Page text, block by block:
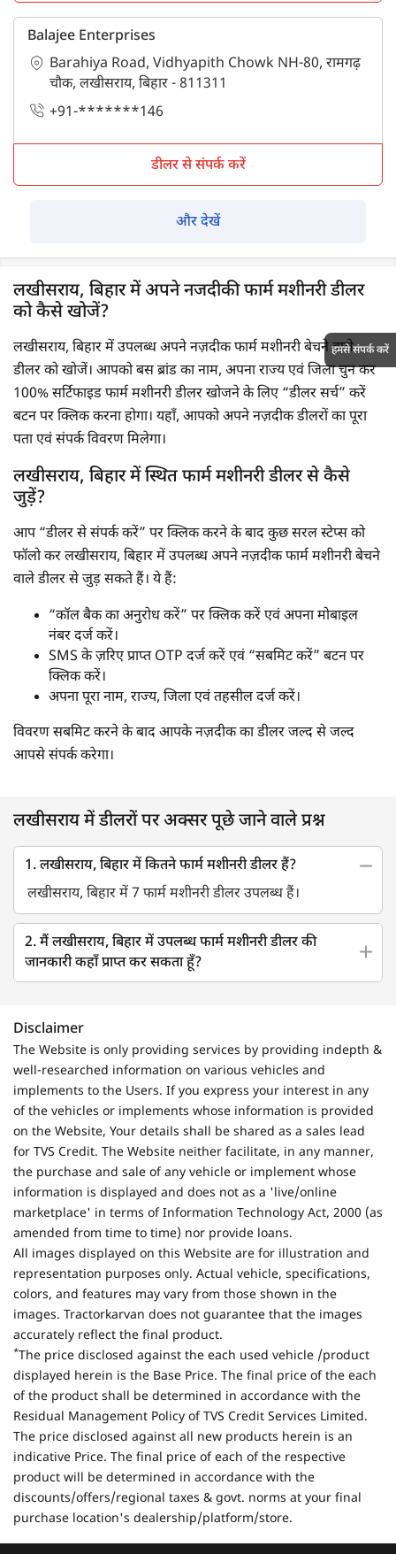
Balajee Enterprises
Barahiya Road, Vidhyapith Chowk NH-80, रामगढ़
चौक, लखीसराय, बिहार - 811311
+91-*******146
डीलर से संपर्क करें
और देखें
लखीसराय, बिहार में अपने नजदीकी फार्म मशीनरी डीलर
को कैसे खोजें?
लखीसराय, बिहार में उपलब्ध अपने नज़दीक फार्म मशीनरी बेचने वाले
डीलर को खोजें। आपको बस ब्रांड का नाम, अपना राज्य एवं जिला चुन कर
100% सर्टिफाइड फार्म मशीनरी डीलर खोजने के लिए “डीलर सर्च” करें
बटन पर क्लिक करना होगा। यहाँ, आपको अपने नज़दीक डीलरों का पूरा
पता एवं संपर्क विवरण मिलेगा।
लखीसराय, बिहार में स्थित फार्म मशीनरी डीलर से कैसे
जुड़ें?
आप “डीलर से संपर्क करें” पर क्लिक करने के बाद कुछ सरल स्टेप्स को
फॉलो कर लखीसराय, बिहार में उपलब्ध अपने नज़दीक फार्म मशीनरी बेचने
वाले डीलर से जुड़ सकते हैं। ये हैं:
“कॉल बैक का अनुरोध करें” पर क्लिक करें एवं अपना मोबाइल
नंबर दर्ज करें।
SMS के ज़रिए प्राप्त OTP दर्ज करें एवं “सबमिट करें” बटन पर
क्लिक करें।
अपना पूरा नाम, राज्य, जिला एवं तहसील दर्ज करें।
विवरण सबमिट करने के बाद आपके नज़दीक का डीलर जल्द से जल्द
आपसे संपर्क करेगा।
लखीसराय में डीलरों पर अक्सर पूछे जाने वाले प्रश्न
1. लखीसराय, बिहार में कितने फार्म मशीनरी डीलर हैं?
लखीसराय, बिहार में 7 फार्म मशीनरी डीलर उपलब्ध हैं।
2. मैं लखीसराय, बिहार में उपलब्ध फार्म मशीनरी डीलर की
जानकारी कहाँ प्राप्त कर सकता हूँ?
Disclaimer
The Website is only providing services by providing indepth &
well-researched information on various vehicles and
implements to the Users. If you express your interest in any
of the vehicles or implements whose information is provided
on the Website, Your details shall be shared as a sales lead
for TVS Credit. The Website neither facilitate, in any manner,
the purchase and sale of any vehicle or implement whose
information is displayed and does not as a 'live/online
marketplace' in terms of Information Technology Act, 2000 (as
amended from time to time) nor provide loans.
All images displayed on this Website are for illustration and
representation purposes only. Actual vehicle, specifications,
colors, and features may vary from those shown in the
images. Tractorkarvan does not guarantee that the images
accurately reflect the final product.
*The price disclosed against the each used vehicle /product
displayed herein is the Base Price. The final price of the each
of the product shall be determined in accordance with the
Residual Management Policy of TVS Credit Services Limited.
The price disclosed against all new products herein is an
indicative Price. The final price of each of the respective
product will be determined in accordance with the
discounts/offers/regional taxes & govt. norms at your final
purchase location's dealership/platform/store.
हमसे संपर्क करें